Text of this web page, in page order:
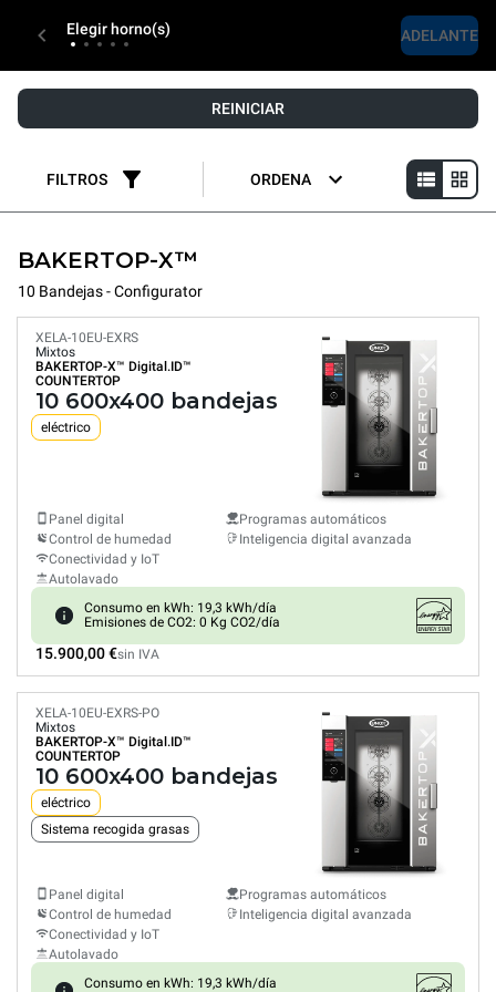
Elegir horno(s) ADELANTE
REINICIAR
FILTROS ORDENA
BAKERTOP-X™
10 Bandejas - Configurator
XELA-10EU-EXRS
Mixtos
BAKERTOP-X™ Digital.ID™
COUNTERTOP
10 600x400 bandejas
eléctrico
Panel digital
Control de humedad
Conectividad y IoT
Autolavado
Programas automáticos
Inteligencia digital avanzada
Consumo en kWh: 19,3 kWh/día
Emisiones de CO2: 0 Kg CO2/día
15.900,00 €sin IVA
XELA-10EU-EXRS-PO
Mixtos
BAKERTOP-X™ Digital.ID™
COUNTERTOP
10 600x400 bandejas
eléctrico
Sistema recogida grasas
Panel digital
Control de humedad
Conectividad y IoT
Autolavado
Programas automáticos
Inteligencia digital avanzada
Consumo en kWh: 19,3 kWh/día